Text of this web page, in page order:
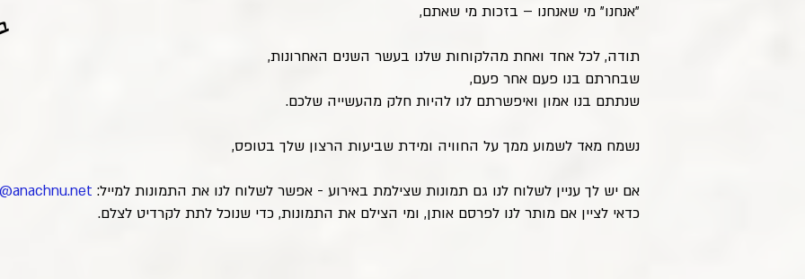
"אנחנו" מי שאנחנו – בזכות מי שאתם,
תודה, לכל אחד ואחת מהלקוחות שלנו בעשר השנים האחרונות,
שבחרתם בנו פעם אחר פעם,
שנתתם בנו אמון ואיפשרתם לנו להיות חלק מהעשייה שלכם.
נשמח מאד לשמוע ממך על החוויה ומידת שביעות הרצון שלך בטופס,
אם יש לך עניין לשלוח לנו גם תמונות שצילמת באירוע - אפשר לשלוח לנו את התמונות למייל:
כדאי לציין אם מותר לנו לפרסם אותן, ומי הצילם את התמונות, כדי שנוכל לתת לקרדיט לצלם.